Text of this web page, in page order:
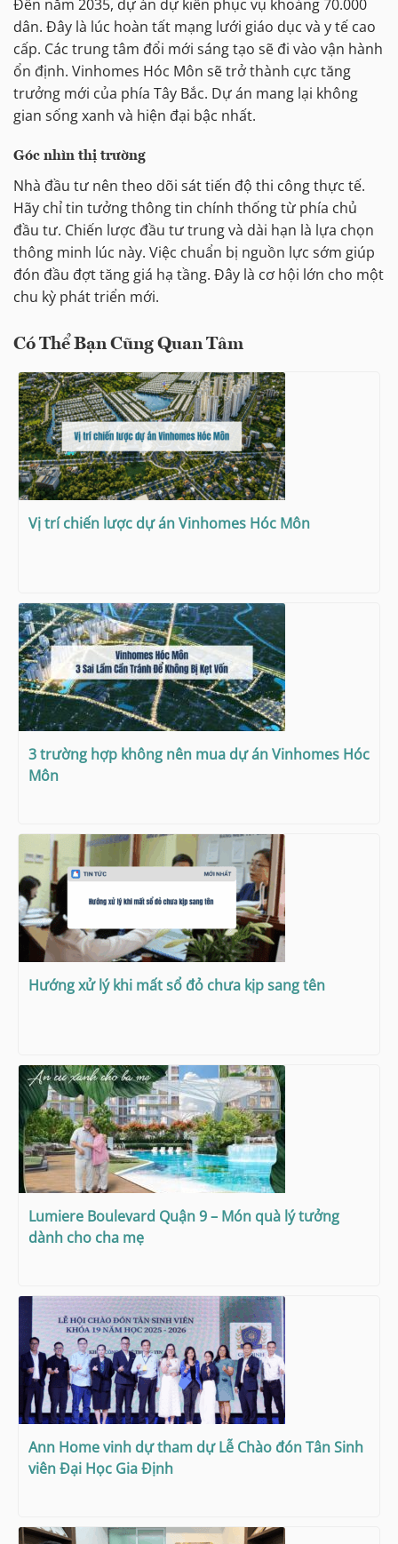
Đến năm 2035, dự án dự kiến phục vụ khoảng 70.000
dân. Đây là lúc hoàn tất mạng lưới giáo dục và y tế cao
cấp. Các trung tâm đổi mới sáng tạo sẽ đi vào vận hành
ổn định. Vinhomes Hóc Môn sẽ trở thành cực tăng
trưởng mới của phía Tây Bắc. Dự án mang lại không
gian sống xanh và hiện đại bậc nhất.
Góc nhìn thị trường
Nhà đầu tư nên theo dõi sát tiến độ thi công thực tế.
Hãy chỉ tin tưởng thông tin chính thống từ phía chủ
đầu tư. Chiến lược đầu tư trung và dài hạn là lựa chọn
thông minh lúc này. Việc chuẩn bị nguồn lực sớm giúp
đón đầu đợt tăng giá hạ tầng. Đây là cơ hội lớn cho một
chu kỳ phát triển mới.
Có Thể Bạn Cũng Quan Tâm
Vị trí chiến lược dự án Vinhomes Hóc Môn
3 trường hợp không nên mua dự án Vinhomes Hóc
Môn
Hướng xử lý khi mất sổ đỏ chưa kịp sang tên
Lumiere Boulevard Quận 9 – Món quà lý tưởng
dành cho cha mẹ
Ann Home vinh dự tham dự Lễ Chào đón Tân Sinh
viên Đại Học Gia Định